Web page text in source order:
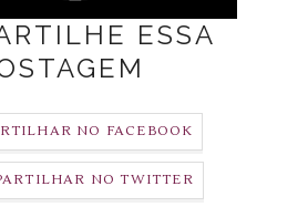
ESSA
NO FACEBOOK
NO TWITTER